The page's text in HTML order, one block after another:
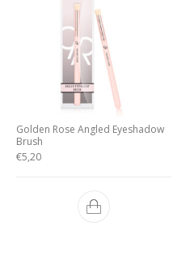
Golden Rose Angled Eyeshadow
Brush
€5,20